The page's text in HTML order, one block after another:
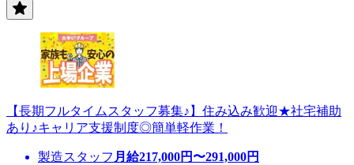
【長期フルタイムスタッフ募集♪】住み込み歓迎★社宅補助
あり♪キャリア支援制度◎簡単軽作業！
製造スタッフ 月給217,000円〜291,000円